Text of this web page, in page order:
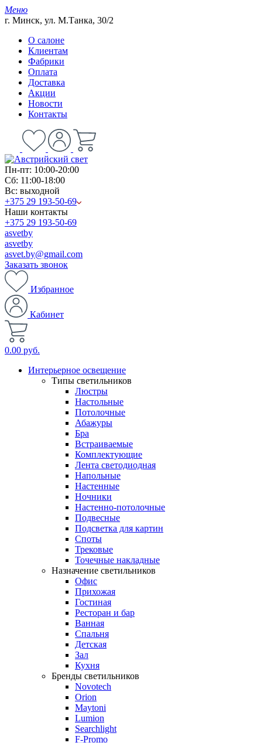
Меню
г. Минск, ул. М.Танка, 30/2
О салоне
Клиентам
Фабрики
Оплата
Доставка
Акции
Новости
Контакты
Пн-пт: 10:00-20:00
Сб: 11:00-18:00
Вс: выходной
+375 29 193-50-69
Наши контакты
+375 29 193-50-69
asvetby
asvetby
asvet.by@gmail.com
Заказать звонок
Избранное
Кабинет
0.00 руб.
Интерьерное освещение
Типы светильников
Люстры
Настольные
Потолочные
Абажуры
Бра
Встраиваемые
Комплектующие
Лента светодиодная
Напольные
Настенные
Ночники
Настенно-потолочные
Подвесные
Подсветка для картин
Споты
Трековые
Точечные накладные
Назначение светильников
Офис
Прихожая
Гостиная
Ресторан и бар
Ванная
Спальня
Детская
Зал
Кухня
Бренды светильников
Novotech
Orion
Maytoni
Lumion
Searchlight
F-Promo